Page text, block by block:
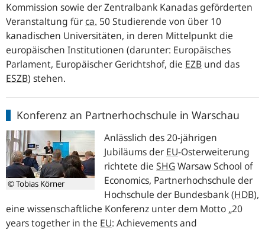
Kommission sowie der Zentralbank Kanadas geförderten
Veranstaltung für ca. 50 Studierende von über 10
kanadischen Universitäten, in deren Mittelpunkt die
europäischen Institutionen (darunter: Europäisches
Parlament, Europäischer Gerichtshof, die EZB und das
ESZB) stehen.
Konferenz an Partnerhochschule in Warschau
© Tobias Körner
Anlässlich des 20-jährigen
Jubiläums der EU-Osterweiterung
richtete die SHGWarsaw School of
Economics, Partnerhochschule der
Hochschule der Bundesbank(HDB),
eine wissenschaftliche Konferenz unter dem Motto 20
years together in the EU: Achievements and
an
Partnerhochschule
in
Warschau